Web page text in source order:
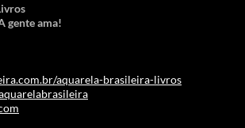
gente ama!
aquarela-brasileira-livros